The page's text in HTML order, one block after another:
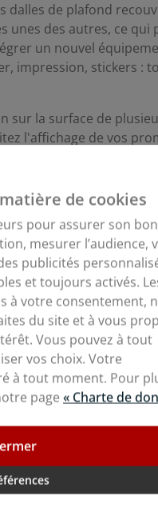
dalles de plafond
des autres, ce
un nouvel
impression, stickers :
la surface de
l'affichage de vos
mural ? Contactez
de cookies
pour assurer son bon
mesurer l’audience,
publicités
et toujours activés.
à votre consentement,
du site et à vous
Vous pouvez à tout
vos choix. Votre
à tout moment. Pour
page « Charte de